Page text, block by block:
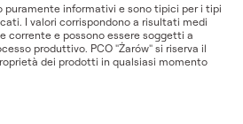
puramente informativi e sono tipici per i tipi
I valori corrispondono a risultati medi
corrente e possono essere soggetti a
produttivo. PCO "Żarów" si riserva il
dei prodotti in qualsiasi momento